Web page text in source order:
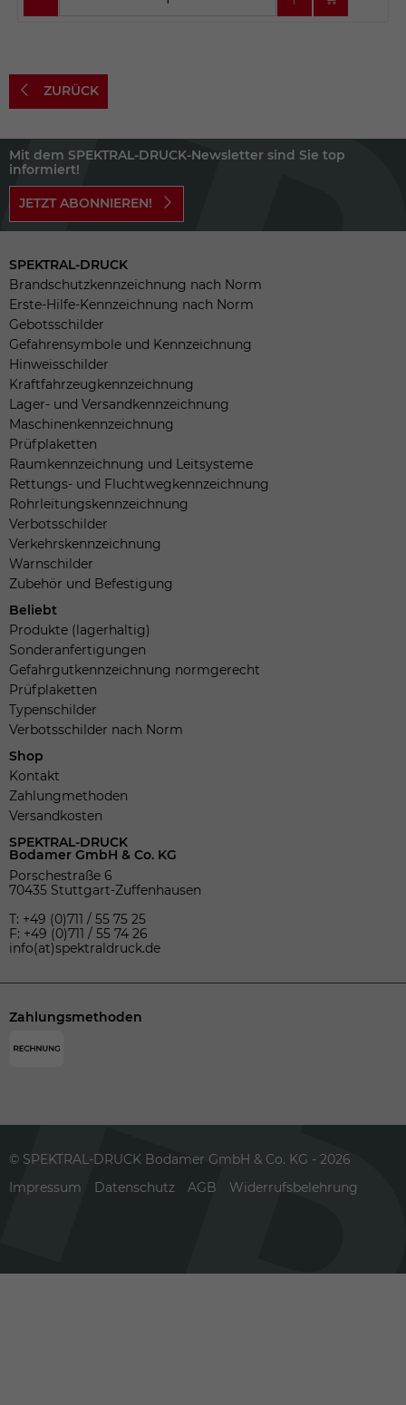
ZURÜCK
Mit dem SPEKTRAL-DRUCK-Newsletter sind Sie top
informiert!
JETZT ABONNIEREN!
SPEKTRAL-DRUCK
Brandschutzkennzeichnung nach Norm
Erste-Hilfe-Kennzeichnung nach Norm
Gebotsschilder
Gefahrensymbole und Kennzeichnung
Hinweisschilder
Kraftfahrzeugkennzeichnung
Lager- und Versandkennzeichnung
Maschinenkennzeichnung
Prüfplaketten
Raumkennzeichnung und Leitsysteme
Rettungs- und Fluchtwegkennzeichnung
Rohrleitungskennzeichnung
Verbotsschilder
Verkehrskennzeichnung
Warnschilder
Zubehör und Befestigung
Beliebt
Produkte (lagerhaltig)
Sonderanfertigungen
Gefahrgutkennzeichnung normgerecht
Prüfplaketten
Typenschilder
Verbotsschilder nach Norm
Shop
Kontakt
Zahlungmethoden
Versandkosten
SPEKTRAL-DRUCK
Bodamer GmbH & Co. KG
Porschestraße 6
70435 Stuttgart-Zuffenhausen
T: +49 (0)711 / 55 75 25
F: +49 (0)711 / 55 74 26
info(at)spektraldruck.de
Zahlungsmethoden
© SPEKTRAL-DRUCK Bodamer GmbH & Co. KG - 2026
Impressum
Datenschutz AGB Widerrufsbelehrung